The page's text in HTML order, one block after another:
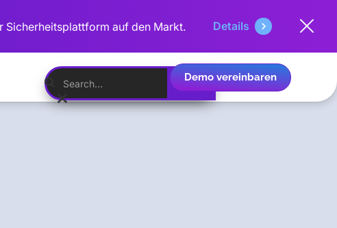
Sicherheitsplattform auf den Markt. Details
Demo vereinbaren